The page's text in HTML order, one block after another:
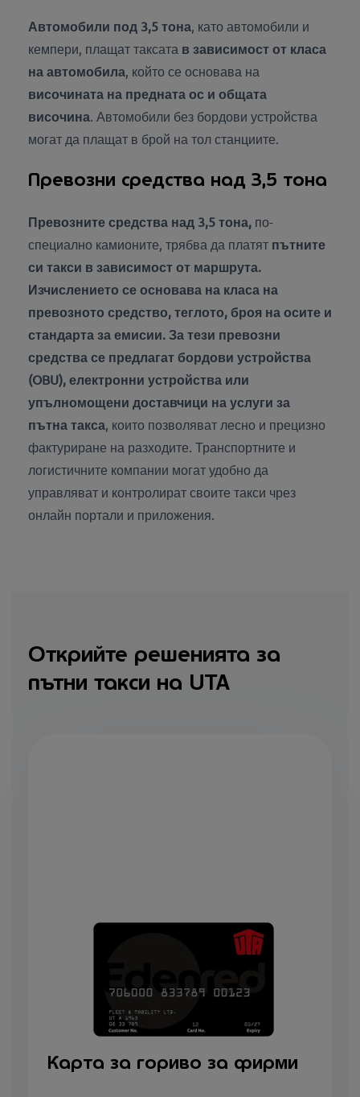
Автомобили под 3,5 тона като автомобили и
кемпери, плащат таксата в зависимост от класа
на автомобила , който се основава на
височината на предната ос и общата
височина . Автомобили без бордови устройства
могат да плащат в брой на тол станциите.
Превозни средства над 3,5 тона
Превозните средства над 3,5 тона, по-
специално камионите, трябва да платят пътните
си такси в зависимост от маршрута.
Изчислението се основава на класа на
превозното средство, теглото, броя на осите и
стандарта за емисии. За тези превозни
средства се предлагат бордови устройства
(OBU), електронни устройства или
упълномощени доставчици на услуги за
пътна такса , които позволяват лесно и прецизно
фактуриране на разходите. Транспортните и
логистичните компании могат удобно да
управляват и контролират своите такси чрез
онлайн портали и приложения.
Открийте решенията за
пътни такси на UTA
Карта за гориво за фирми